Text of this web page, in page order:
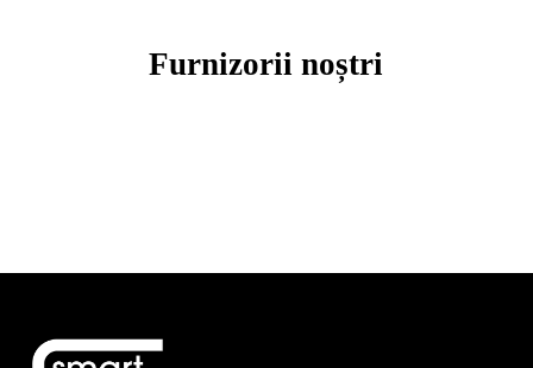
Furnizorii noștri